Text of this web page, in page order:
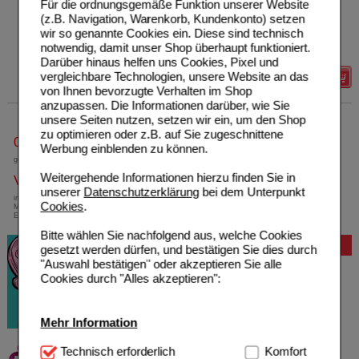
Für die ordnungsgemäße Funktion unserer Website
(z.B. Navigation, Warenkorb, Kundenkonto) setzen
wir so genannte Cookies ein. Diese sind technisch
notwendig, damit unser Shop überhaupt funktioniert.
Darüber hinaus helfen uns Cookies, Pixel und
vergleichbare Technologien, unsere Website an das
von Ihnen bevorzugte Verhalten im Shop
anzupassen. Die Informationen darüber, wie Sie
unsere Seiten nutzen, setzen wir ein, um den Shop
zu optimieren oder z.B. auf Sie zugeschnittene
Werbung einblenden zu können.
Weitergehende Informationen hierzu finden Sie in
unserer Datenschutzerklärungbei dem Unterpunkt
Cookies.
Bitte wählen Sie nachfolgend aus, welche Cookies
gesetzt werden dürfen, und bestätigen Sie dies durch
"Auswahl bestätigen" oder akzeptieren Sie alle
Cookies durch "Alles akzeptieren":
Mehr Information
Technisch Notwendig:Hierbei handelt es sich um
Technisch erforderlich Komfort
40ml Creme Unser Preis*
Sie sparen 3,95 €
Grundpreis
538,75 €
MHD:
Details
0800-10 11 422
gebührenfreie Rufnummer
Versandkostenfrei
innerhalb Deutschlands bei einem
Mindestbestellwert von 13,99 Euro oder bei
Einsendung eines Kassenrezeptes
Bewertung